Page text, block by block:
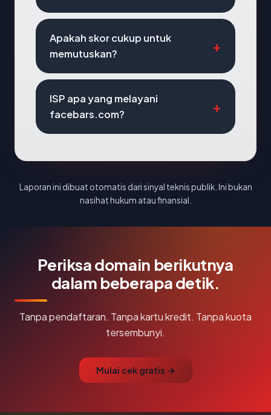
Apakah skor cukup untuk
memutuskan?
ISP apa yang melayani
facebars.com?
Laporan ini dibuat otomatis dari sinyal teknis publik. Ini bukan
nasihat hukum atau finansial.
Periksa domain berikutnya
dalam beberapa detik.
Tanpa pendaftaran. Tanpa kartu kredit. Tanpa kuota
tersembunyi.
Mulai cek gratis →